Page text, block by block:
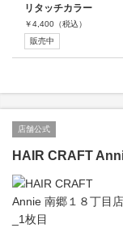
リタッチカラー
￥4,400 （税込）
販売中
店舗公式
HAIR CRAFT